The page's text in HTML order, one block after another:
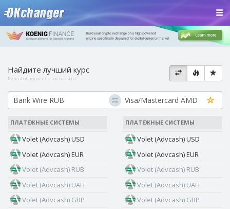
Найдите лучший курс
Курсы обновлены: только что
ПЛАТЕЖНЫЕ СИСТЕМЫ
Volet (Advcash) USD
Volet (Advcash) EUR
Volet (Advcash) RUB
Volet (Advcash) UAH
Volet (Advcash) GBP
ПЛАТЕЖНЫЕ СИСТЕМЫ
Volet (Advcash) USD
Volet (Advcash) EUR
Volet (Advcash) RUB
Volet (Advcash) UAH
Volet (Advcash) GBP